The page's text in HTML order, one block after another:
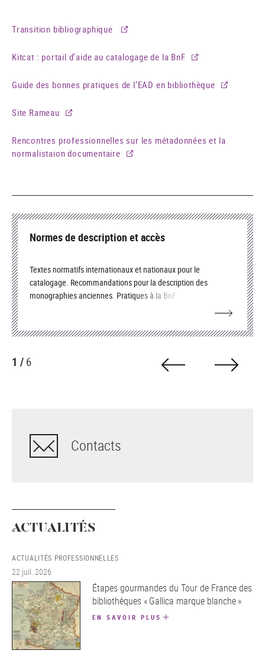
Transition bibliographique
Kitcat : portail d'aide au catalogage de la BnF
Guide des bonnes pratiques de l’EAD en bibliothèque
Site Rameau
Rencontres professionnelles sur les métadonnées et la
normalistaion documentaire
Normes de description et accès
Textes normatifs internationaux et nationaux pour le
catalogage. Recommandations pour la description des
monographies anciennes. Pratiques à la BnF
1 /6
Contacts
ACTUALITÉS
ACTUALITÉS PROFESSIONNELLES
22 juil. 2026
Étapes gourmandes du Tour de France des
bibliothèques « Gallica marque blanche »
EN SAVOIR PLUS